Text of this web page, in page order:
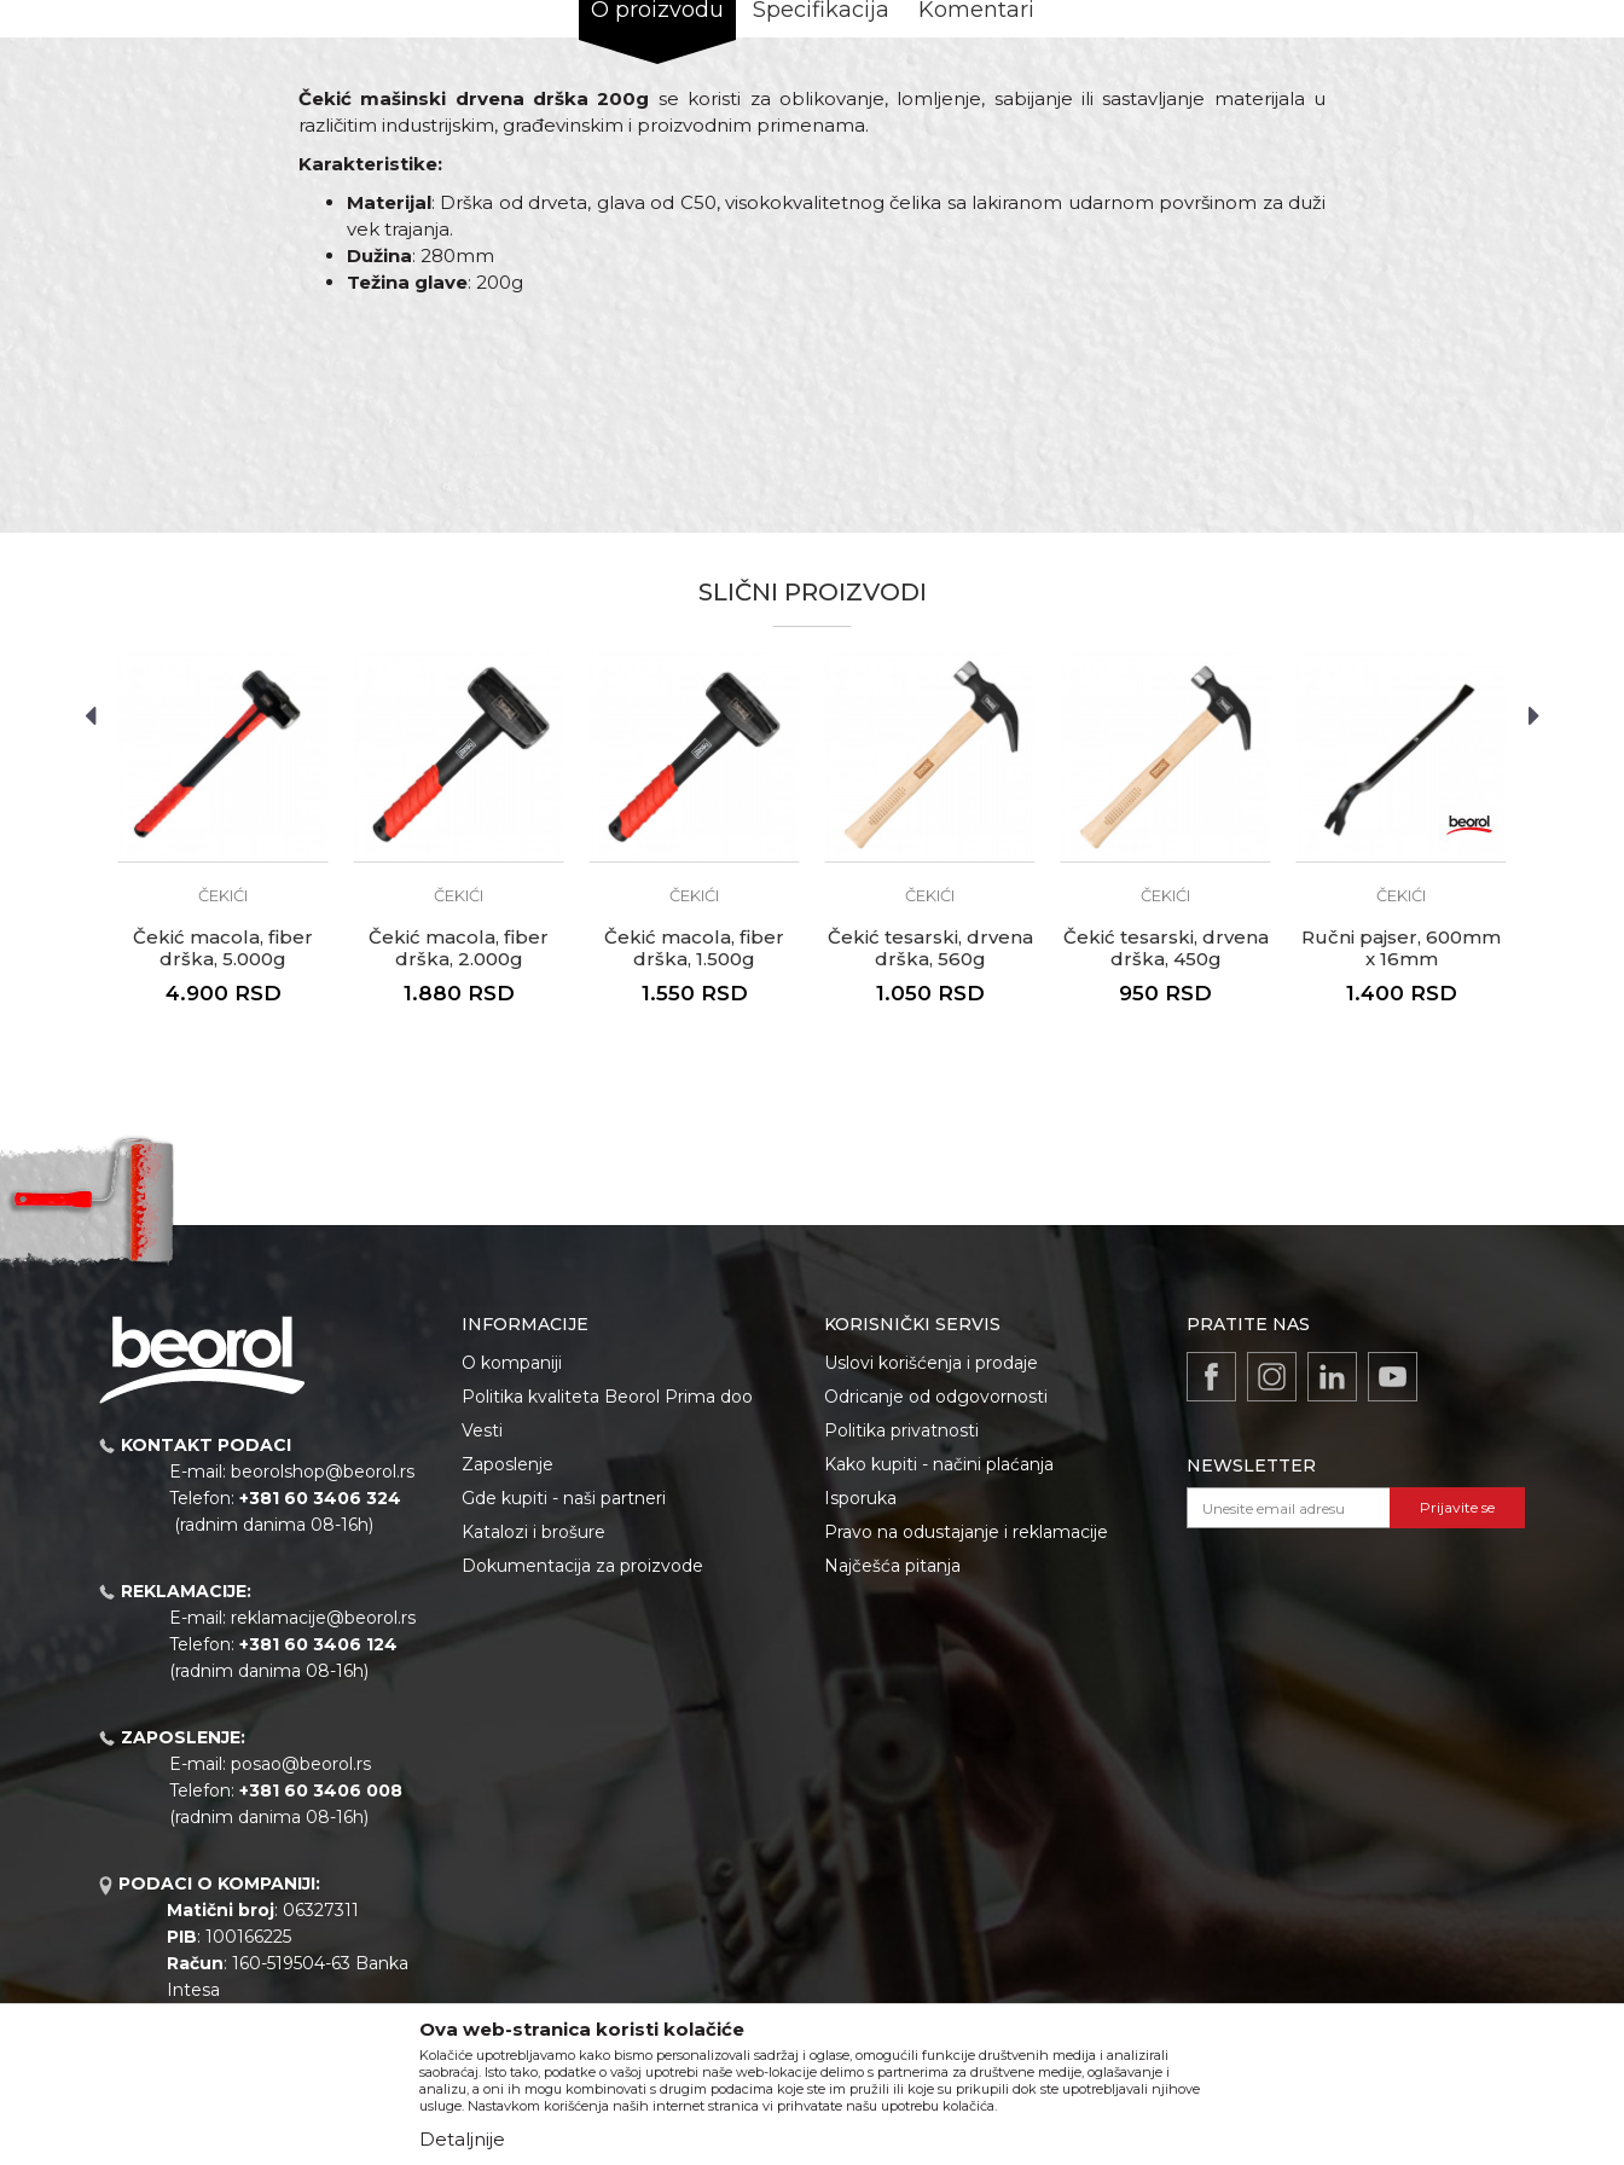
O proizvodu Specifikacija Komentari
Čekić mašinski drvena drška 200g se koristi za oblikovanje, lomljenje, sabijanje ili sastavljanje materijala u
različitim industrijskim, građevinskim i proizvodnim primenama.
Karakteristike:
Materijal: Drška od drveta, glava od C50, visokokvalitetnog čelika sa lakiranom udarnom površinom za duži
vek trajanja.
Dužina: 280mm
Težina glave: 200g
Armirači, Baštovani, Bravari, Električari, Fasaderi, Gipsari, Izolateri, Kamenoresci, Keramičari,
Beorol
SLIČNI PROIZVODI
ČEKIĆI
Čekić macola, fiber
drška, 5.000g
4.900 RSD
ČEKIĆI
Čekić macola, fiber
drška, 2.000g
1.880 RSD
ČEKIĆI
Čekić macola, fiber
drška, 1.500g
1.550 RSD
ČEKIĆI
Čekić tesarski, drvena
drška, 560g
1.050 RSD
ČEKIĆI
Čekić tesarski, drvena
drška, 450g
950 RSD
ČEKIĆI
Ručni pajser, 600mm
x 16mm
1.400 RSD
KONTAKT PODACI
E-mail: beorolshop@beorol.rs
Telefon: +381 60 3406 324
(radnim danima 08-16h)
REKLAMACIJE:
E-mail: reklamacije@beorol.rs
Telefon: +381 60 3406 124
(radnim danima 08-16h)
ZAPOSLENJE:
E-mail: posao@beorol.rs
Telefon: +381 60 3406 008
(radnim danima 08-16h)
PODACI O KOMPANIJI:
Matični broj: 06327311
PIB: 100166225
Račun: 160-519504-63 Banka
Intesa
INFORMACIJE
O kompaniji
Politika kvaliteta Beorol Prima doo
Vesti
Zaposlenje
Gde kupiti - naši partneri
Katalozi i brošure
Dokumentacija za proizvode
KORISNIČKI SERVIS
Uslovi korišćenja i prodaje
Odricanje od odgovornosti
Politika privatnosti
Kako kupiti - načini plaćanja
Isporuka
Pravo na odustajanje i reklamacije
Najčešća pitanja
PRATITE NAS
NEWSLETTER
Prijavite se
Ova web-stranica koristi kolačiće
Kolačiće upotrebljavamo kako bismo personalizovali sadržaj i oglase, omogućili funkcije društvenih medija i analizirali
saobraćaj. Isto tako, podatke o vašoj upotrebi naše web-lokacije delimo s partnerima za društvene medije, oglašavanje i
analizu, a oni ih mogu kombinovati s drugim podacima koje ste im pružili ili koje su prikupili dok ste upotrebljavali njihove
usluge. Nastavkom korišćenja naših internet stranica vi prihvatate našu upotrebu kolačića.
Detaljnije